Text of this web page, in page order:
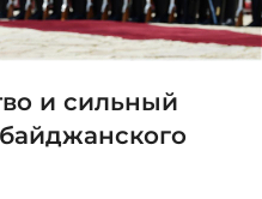
и сильный